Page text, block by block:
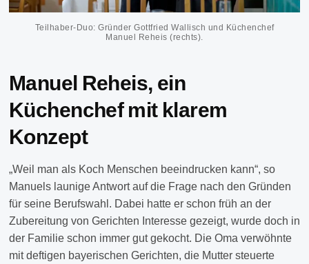
Teilhaber-Duo: Gründer Gottfried Wallisch und Küchenchef
Manuel Reheis (rechts).
Manuel Reheis, ein
Küchenchef mit klarem
Konzept
„Weil man als Koch Menschen beeindrucken kann“, so
Manuels launige Antwort auf die Frage nach den Gründen
für seine Berufswahl. Dabei hatte er schon früh an der
Zubereitung von Gerichten Interesse gezeigt, wurde doch in
der Familie schon immer gut gekocht. Die Oma verwöhnte
mit deftigen bayerischen Gerichten, die Mutter steuerte